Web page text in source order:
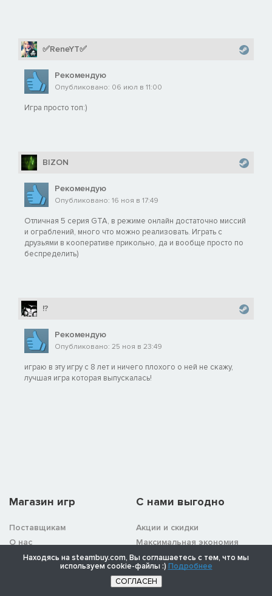
✅ReneYT✅
Рекомендую
Опубликовано: 06 июл в 11:00
Игра просто топ:)
BIZON
Рекомендую
Опубликовано: 16 ноя в 17:49
Отличная 5 серия GTA, в режиме онлайн достаточно миссий
и ограблений, много что можно реализовать. Играть с
друзьями в кооперативе прикольно, да и вообще просто по
беспределить)
!?
Рекомендую
Опубликовано: 25 ноя в 23:49
играю в эту игру с 8 лет и ничего плохого о ней не скажу,
лучшая игра которая выпускалась!
Магазин игр
Поставщикам
О нас
О магазине
C нами выгодно
Акции и скидки
Максимальная экономия
Накопительная скидка
Партнёрская программа
Бесплатные раздачи
Находясь на steambuy.com, Вы соглашаетесь с тем, что мы
используем cookie-файлы :) Подробнее